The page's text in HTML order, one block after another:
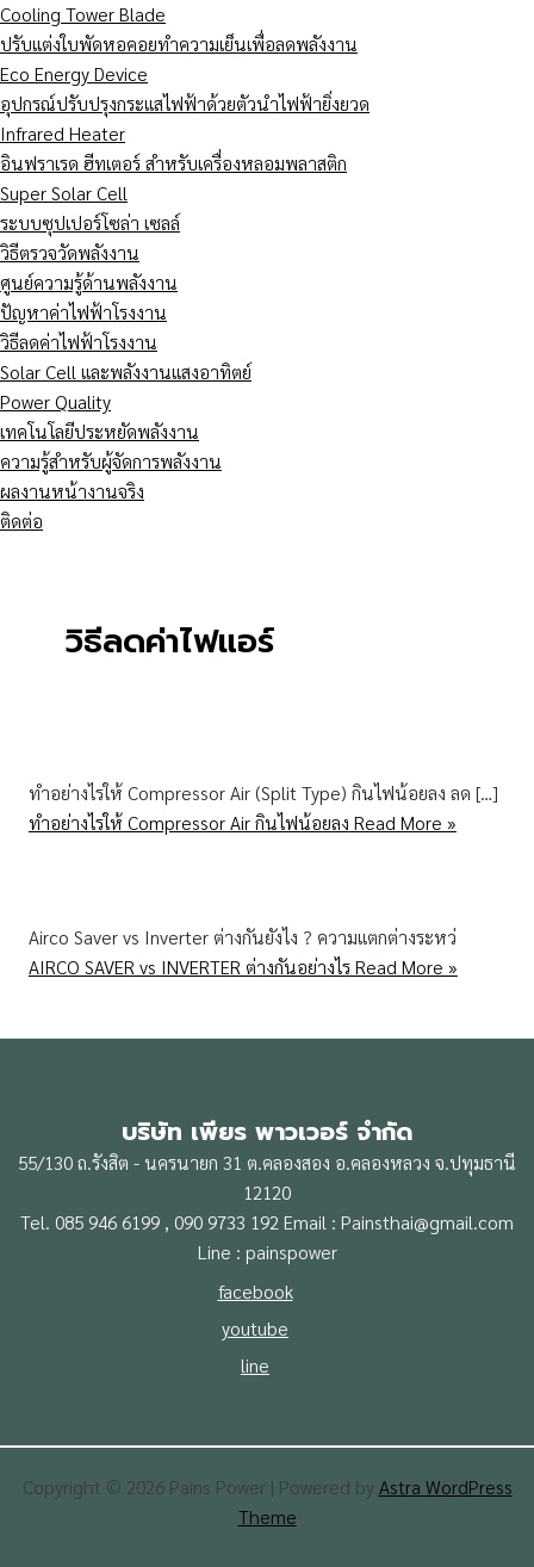
Cooling Tower Blade
ปรับแต่งใบพัดหอคอยทำความเย็นเพื่อลดพลังงาน
Eco Energy Device
อุปกรณ์ปรับปรุงกระแสไฟฟ้าด้วยตัวนำไฟฟ้ายิ่งยวด
Infrared Heater
อินฟราเรด ฮีทเตอร์ สำหรับเครื่องหลอมพลาสติก
Super Solar Cell
ระบบซุปเปอร์โซล่า เซลล์
วิธีตรวจวัดพลังงาน
ศูนย์ความรู้ด้านพลังงาน
ปัญหาค่าไฟฟ้าโรงงาน
วิธีลดค่าไฟฟ้าโรงงาน
Solar Cell และพลังงานแสงอาทิตย์
Power Quality
เทคโนโลยีประหยัดพลังงาน
ความรู้สำหรับผู้จัดการพลังงาน
ผลงานหน้างานจริง
ติดต่อ
วิธีลดค่าไฟแอร์
ทำอย่างไรให้ Compressor Air (Split Type) กินไฟน้อยลง ลด […]
ทำอย่างไรให้ Compressor Air กินไฟน้อยลง Read More »
Airco Saver vs Inverter ต่างกันยังไง ? ความแตกต่างระหว่
AIRCO SAVER vs INVERTER ต่างกันอย่างไรRead More »
บริษัท เพียร พาวเวอร์ จำกัด
55/130 ถ.รังสิต - นครนายก 31 ต.คลองสอง อ.คลองหลวง จ.ปทุมธานี
12120
Tel. 085 946 6199 , 090 9733 192 Email : Painsthai@gmail.com
Line : painspower
facebook
youtube
line
Copyright © 2026 Pains Power | Powered by Astra WordPress
Theme